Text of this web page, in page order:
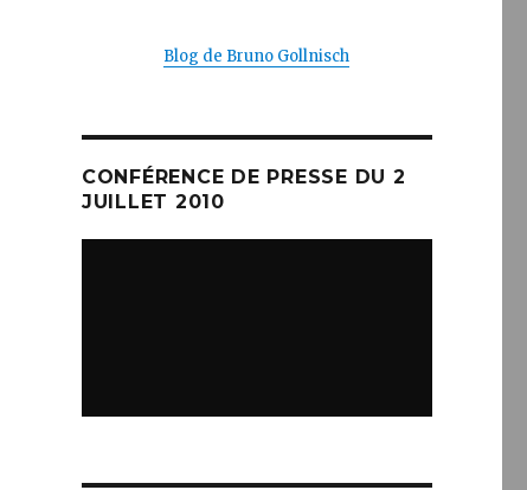
Blog de Bruno Gollnisch
CONFÉRENCE DE PRESSE DU 2
JUILLET 2010